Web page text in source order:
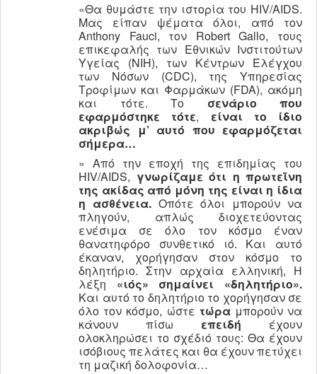
«Θα θυμάστε την ιστορία του HIV/AIDS.
Μας είπαν ψέματα όλοι, από τον
Anthony Fauci, τον Robert Gallo, τους
επικεφαλής των Εθνικών Ινστιτούτων
Υγείας (NIH), των Κέντρων Ελέγχου
των Νόσων (CDC), της Υπηρεσίας
Τροφίμων και Φαρμάκων (FDA), ακόμη
και τότε. Το σενάριο
που
εφαρμόστηκε τότε, είναι το ίδιο
ακριβώς μ’ αυτό που εφαρμόζεται
σήμερα…
» Από την εποχή της επιδημίας του
HIV/AIDS, γνωρίζαμε ότι η πρωτεΐνη
της ακίδας από μόνη της είναι η ίδια
η ασθένεια.Οπότε όλοι μπορούν να
πληγούν, απλώς διοχετεύοντας
ενέσιμα σε όλο τον κόσμο έναν
θανατηφόρο συνθετικό ιό. Και αυτό
έκαναν, χορήγησαν στον κόσμο το
δηλητήριο. Στην αρχαία ελληνική, Η
λέξη «ιός»
σημαίνει «δηλητήριο».
Και αυτό το δηλητήριο το χορήγησαν σε
όλο τον κόσμο, ώστε τώραμπορούν να
κάνουν πίσω επειδή έχουν
ολοκληρώσει το σχέδιό τους: Θα έχουν
ισόβιους πελάτες και θα έχουν πετύχει
τη μαζική δολοφονία…